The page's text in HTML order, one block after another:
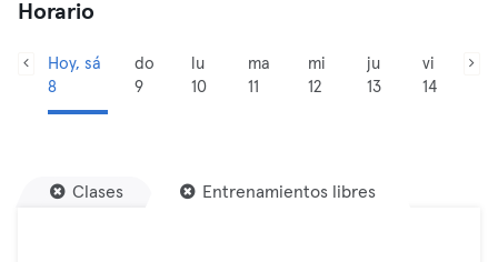
Horario
Hoy, sá
8
do
9
lu
10
ma
11
mi
12
ju
13
vi
14
Clases Entrenamientos libres